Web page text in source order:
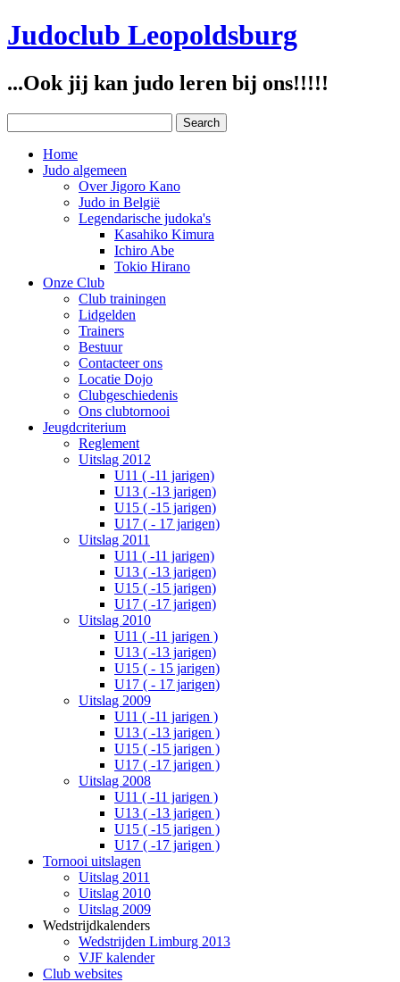
Judoclub Leopoldsburg
...Ook jij kan judo leren bij ons!!!!!
Home
Judo algemeen
Over Jigoro Kano
Judo in België
Legendarische judoka's
Kasahiko Kimura
Ichiro Abe
Tokio Hirano
Onze Club
Club trainingen
Lidgelden
Trainers
Bestuur
Contacteer ons
Locatie Dojo
Clubgeschiedenis
Ons clubtornooi
Jeugdcriterium
Reglement
Uitslag 2012
U11 ( -11 jarigen)
U13 ( -13 jarigen)
U15 ( -15 jarigen)
U17 ( - 17 jarigen)
Uitslag 2011
U11 ( -11 jarigen)
U13 ( -13 jarigen)
U15 ( -15 jarigen)
U17 ( -17 jarigen)
Uitslag 2010
U11 ( -11 jarigen )
U13 ( -13 jarigen)
U15 ( - 15 jarigen)
U17 ( - 17 jarigen)
Uitslag 2009
U11 ( -11 jarigen )
U13 ( -13 jarigen )
U15 ( -15 jarigen )
U17 ( -17 jarigen )
Uitslag 2008
U11 ( -11 jarigen )
U13 ( -13 jarigen )
U15 ( -15 jarigen )
U17 ( -17 jarigen )
Tornooi uitslagen
Uitslag 2011
Uitslag 2010
Uitslag 2009
Wedstrijdkalenders
Wedstrijden Limburg 2013
VJF kalender
Club websites